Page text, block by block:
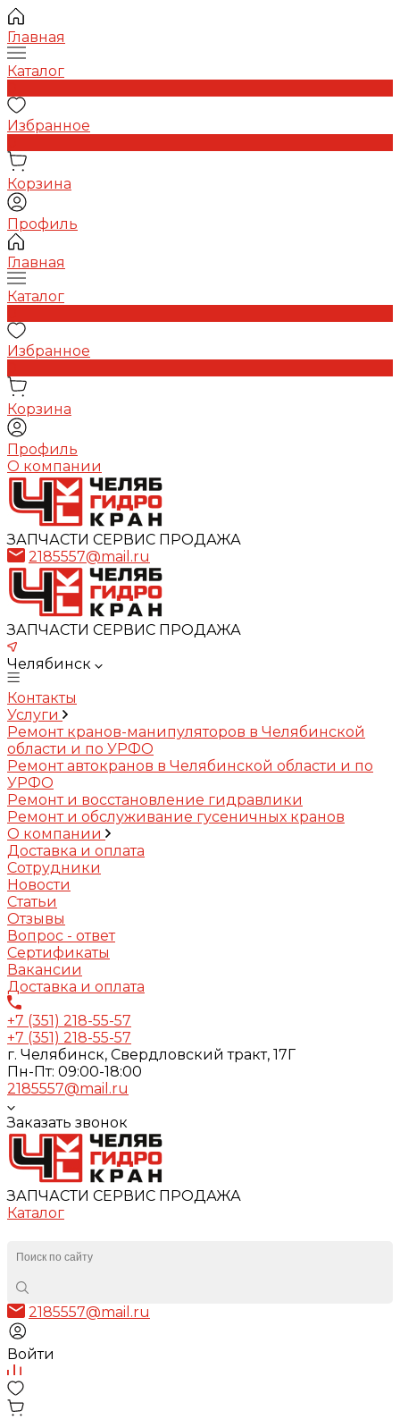
Главная
Каталог
Избранное
Корзина
Профиль
Главная
Каталог
Избранное
Корзина
Профиль
О компании
ЗАПЧАСТИ СЕРВИС ПРОДАЖА
2185557@mail.ru
ЗАПЧАСТИ СЕРВИС ПРОДАЖА
Челябинск
Контакты
Услуги
Ремонт кранов-манипуляторов в Челябинской
области и по УРФО
Ремонт автокранов в Челябинской области и по
УРФО
Ремонт и восстановление гидравлики
Ремонт и обслуживание гусеничных кранов
О компании
Доставка и оплата
Сотрудники
Новости
Статьи
Отзывы
Вопрос - ответ
Сертификаты
Вакансии
Доставка и оплата
+7 (351) 218-55-57
+7 (351) 218-55-57
г. Челябинск, Свердловский тракт, 17Г
Пн-Пт: 09:00-18:00
2185557@mail.ru
Заказать звонок
ЗАПЧАСТИ СЕРВИС ПРОДАЖА
Каталог
2185557@mail.ru
Войти